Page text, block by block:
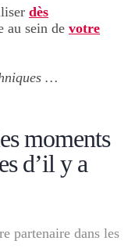
dès
au sein de votre
…
moments
d’il y a
partenaire dans les